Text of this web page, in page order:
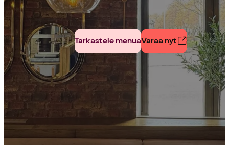
Tarkastele menuaVaraa nyt